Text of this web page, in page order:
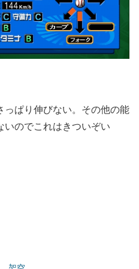
ぱり伸びない。その他の能
いのでこれはきついぞい